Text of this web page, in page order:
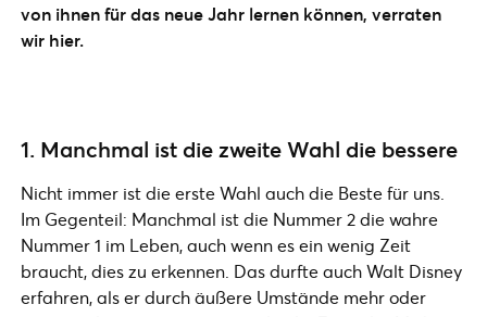
von ihnen für das neue Jahr lernen können, verraten
wir hier.
1. Manchmal ist die zweite Wahl die bessere
Nicht immer ist die erste Wahl auch die Beste für uns.
Im Gegenteil: Manchmal ist die Nummer 2 die wahre
Nummer 1 im Leben, auch wenn es ein wenig Zeit
braucht, dies zu erkennen. Das durfte auch Walt Disney
erfahren, als er durch äußere Umstände mehr oder